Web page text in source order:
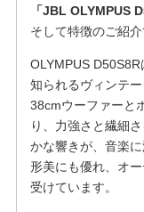
「JBL OLYMPUS
そして特徴のご紹介
OLYMPUS
知られるヴィンテ
38cmウーファーと
り、力強さと繊細
かな響きが、音楽
形美にも優れ、オ
受けています。